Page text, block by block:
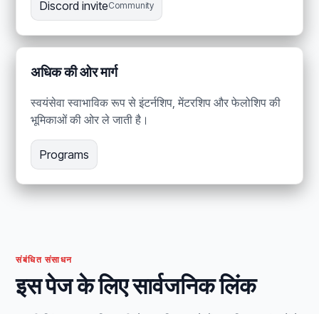
Discord inviteCommunity
अधिक की ओर मार्ग
स्वयंसेवा स्वाभाविक रूप से इंटर्नशिप, मेंटरशिप और फेलोशिप की
भूमिकाओं की ओर ले जाती है।
Programs
संबंधित संसाधन
इस पेज के लिए सार्वजनिक लिंक